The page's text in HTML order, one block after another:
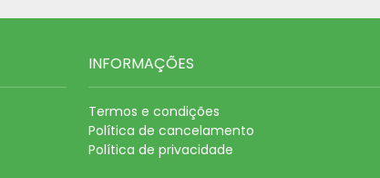
INFORMAÇÕES
Termos e condições
Política de cancelamento
Política de privacidade